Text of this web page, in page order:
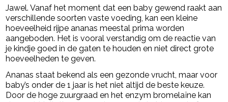
Jawel. Vanaf het moment dat een baby gewend raakt aan
verschillende soorten vaste voeding, kan een kleine
hoeveelheid rijpe ananas meestal prima worden
aangeboden. Het is vooral verstandig om de reactie van
je kindje goed in de gaten te houden en niet direct grote
hoeveelheden te geven.
Ananas staat bekend als een gezonde vrucht, maar voor
baby’s onder de 1 jaar is het niet altijd de beste keuze.
Door de hoge zuurgraad en het enzym bromelaïne kan